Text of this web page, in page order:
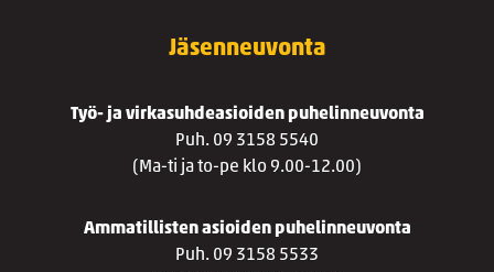
Jäsenneuvonta
Työ- ja virkasuhdeasioiden puhelinneuvonta
Puh. 09 3158 5540
(Ma-ti ja to-pe klo 9.00-12.00)
Ammatillisten asioiden puhelinneuvonta
Puh. 09 3158 5533